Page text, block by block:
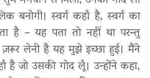
बनोगी। स्वर्ग कहाँ है, स्वर्ग का
है – यह पता तो नहीं था परन्तु
लेनी है यह मुझे इच्छा हुई। मैंने
है जो उसकी गोद लूँ। उन्होंने कहा,